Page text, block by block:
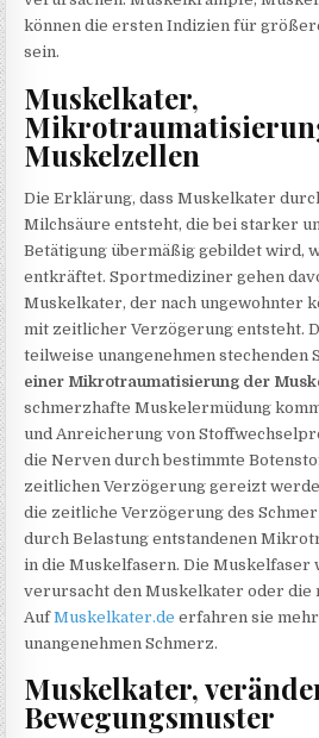
können die ersten Indizien für
sein.
Muskelkater,
Muskelzellen
Die Erklärung, dass Muskelkater
Milchsäure entsteht, die bei starker
Betätigung übermäßig gebildet wird,
entkräftet. Sportmediziner gehen
Muskelkater, der nach ungewohnter
mit zeitlicher Verzögerung entsteht.
teilweise unangenehmen stechenden
einer Mikrotraumatisierung der
schmerzhafte Muskelermüdung
und Anreicherung von
die Nerven durch bestimmte
zeitlichen Verzögerung gereizt
die zeitliche Verzögerung des
durch Belastung entstandenen
in die Muskelfasern. Die Muskelfaser
verursacht den Muskelkater oder die
AufMuskelkater.de erfahren sie
unangenehmen Schmerz.
Muskelkater,
Bewegungsmuster